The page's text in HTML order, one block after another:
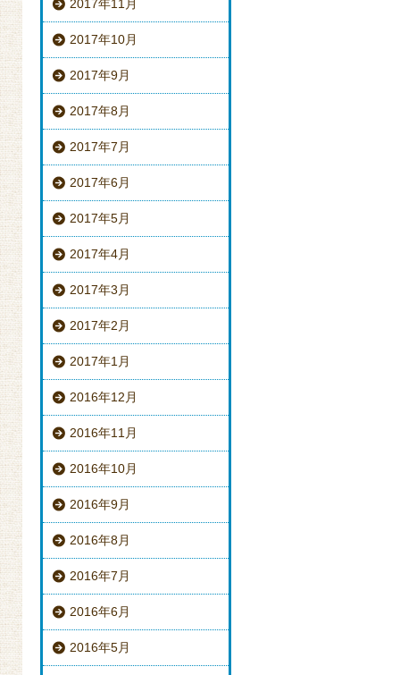
2017年11月
2017年10月
2017年9月
2017年8月
2017年7月
2017年6月
2017年5月
2017年4月
2017年3月
2017年2月
2017年1月
2016年12月
2016年11月
2016年10月
2016年9月
2016年8月
2016年7月
2016年6月
2016年5月